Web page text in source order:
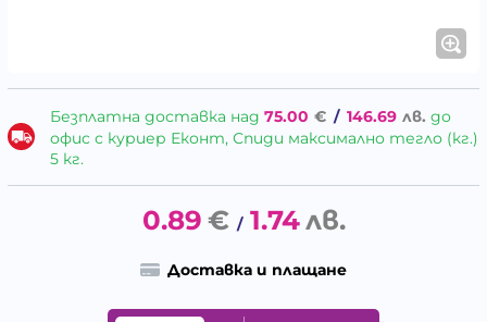
Безплатна доставка над 75.00 € / 146.69 лв. до
офис с куриер Еконт, Спиди максимално тегло (кг.)
5 кг.
0.89 € / 1.74лв.
Доставка и плащане